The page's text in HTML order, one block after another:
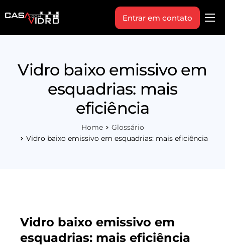
Produtos
Indique+
Vagas
Entrar em contato
Vidro baixo emissivo em
esquadrias: mais
eficiência
Home
Glossário
Vidro baixo emissivo em esquadrias: mais eficiência
Vidro baixo emissivo em
esquadrias: mais eficiência